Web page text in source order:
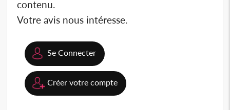
contenu.
Votre avis nous intéresse.
Se Connecter
Créer votre compte